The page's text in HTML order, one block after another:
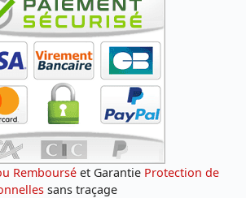
Remboursé et Garantie Protection de
sans traçage